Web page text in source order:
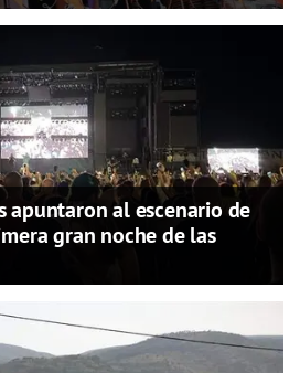
apuntaron al escenario de
gran noche de las